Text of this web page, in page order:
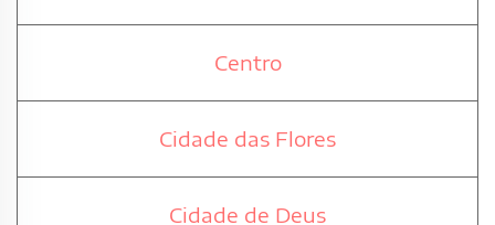
Centro
Cidade das Flores
Cidade de Deus